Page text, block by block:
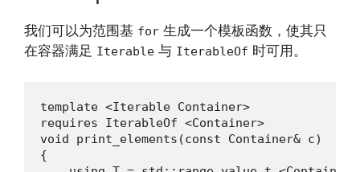
我们可以为范围基 for 生成一个模板函数，使其只
在容器满足 Iterable 与 IterableOf 时可用。
template <Iterable Container>
requires IterableOf <Container>
void print_elements(const Container& c)
{